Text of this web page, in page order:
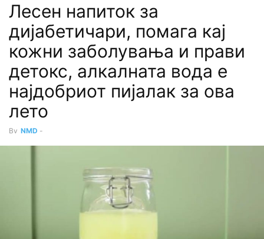
Лесен напиток за
дијабетичари, помага кај
кожни заболувања и прави
детокс, алкалната вода е
најдобриот пијалак за ова
лето
By NMD -